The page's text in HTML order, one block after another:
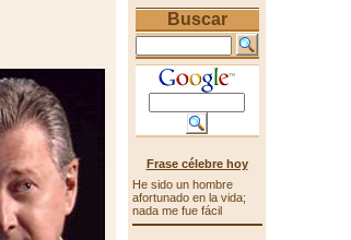
Buscar
Frase célebre hoy
He sido un hombre
afortunado en la vida;
nada me fue fácil